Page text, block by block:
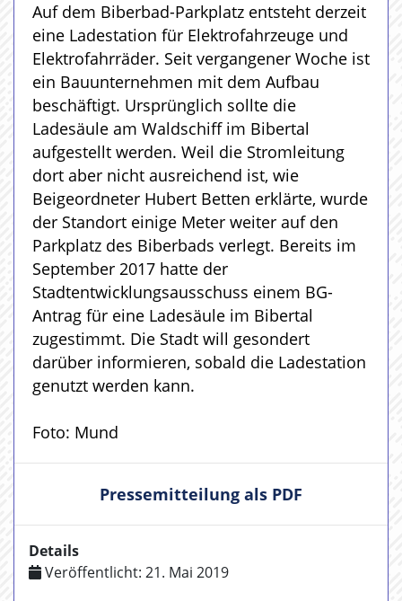
Auf dem Biberbad-Parkplatz entsteht derzeit
eine Ladestation für Elektrofahrzeuge und
Elektrofahrräder. Seit vergangener Woche ist
ein Bauunternehmen mit dem Aufbau
beschäftigt. Ursprünglich sollte die
Ladesäule am Waldschiff im Bibertal
aufgestellt werden. Weil die Stromleitung
dort aber nicht ausreichend ist, wie
Beigeordneter Hubert Betten erklärte, wurde
der Standort einige Meter weiter auf den
Parkplatz des Biberbads verlegt. Bereits im
September 2017 hatte der
Stadtentwicklungsausschuss einem BG-
Antrag für eine Ladesäule im Bibertal
zugestimmt. Die Stadt will gesondert
darüber informieren, sobald die Ladestation
genutzt werden kann.
Foto: Mund
Pressemitteilung als PDF
Details
Veröffentlicht: 21. Mai 2019